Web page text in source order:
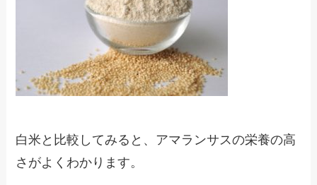
白米と比較してみると、アマランサスの栄養の高
さがよくわかります。